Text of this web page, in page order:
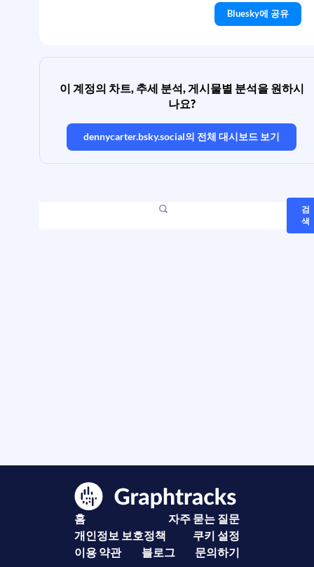
Bluesky에 공유
이 계정의 차트, 추세 분석, 게시물별 분석을 원하시
나요?
dennycarter.bsky.social의 전체 대시보드 보기
검
색
홈
자주 묻는 질문
개인정보 보호정책
쿠키 설정
이용 약관
블로그 문의하기